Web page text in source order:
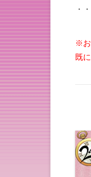
・
※お
既